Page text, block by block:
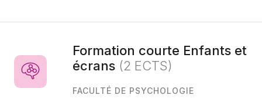
Formation courte Enfants et
écrans (2 ECTS)
FACULTÉ DE PSYCHOLOGIE